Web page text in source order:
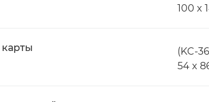
100 x
(KC-
54 x